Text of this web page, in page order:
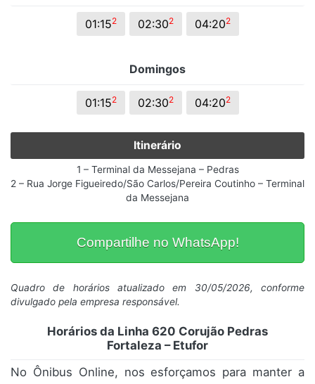
01:152 02:302 04:202
Domingos
01:152 02:302 04:202
Itinerário
1 – Terminal da Messejana – Pedras
2 – Rua Jorge Figueiredo/São Carlos/Pereira Coutinho – Terminal
da Messejana
Compartilhe no WhatsApp!
Quadro de horários atualizado em 30/05/2026, conforme
divulgado pela empresa responsável.
Horários da Linha 620 Corujão Pedras
Fortaleza – Etufor
No Ônibus Online, nos esforçamos para manter a